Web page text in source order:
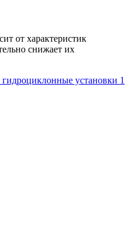
от характеристик
снижает их